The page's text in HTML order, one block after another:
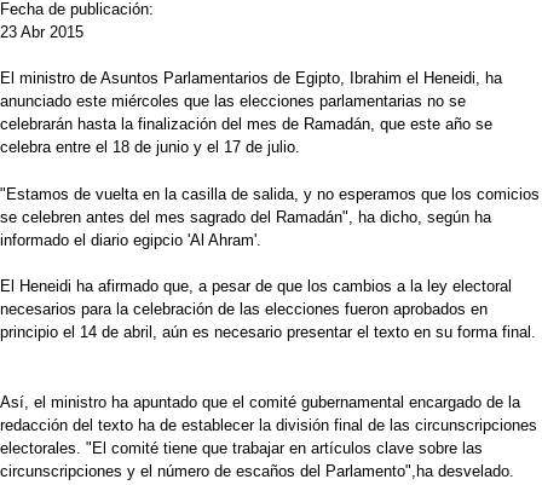
Fecha de publicación:
23 Abr 2015
El ministro de Asuntos Parlamentarios de Egipto, Ibrahim el Heneidi, ha
anunciado este miércoles que las elecciones parlamentarias no se
celebrarán hasta la finalización del mes de Ramadán, que este año se
celebra entre el 18 de junio y el 17 de julio.
"Estamos de vuelta en la casilla de salida, y no esperamos que los comicios
se celebren antes del mes sagrado del Ramadán", ha dicho, según ha
informado el diario egipcio 'Al Ahram'.
El Heneidi ha afirmado que, a pesar de que los cambios a la ley electoral
necesarios para la celebración de las elecciones fueron aprobados en
principio el 14 de abril, aún es necesario presentar el texto en su forma final.
Así, el ministro ha apuntado que el comité gubernamental encargado de la
redacción del texto ha de establecer la división final de las circunscripciones
electorales. "El comité tiene que trabajar en artículos clave sobre las
circunscripciones y el número de escaños del Parlamento",ha desvelado.